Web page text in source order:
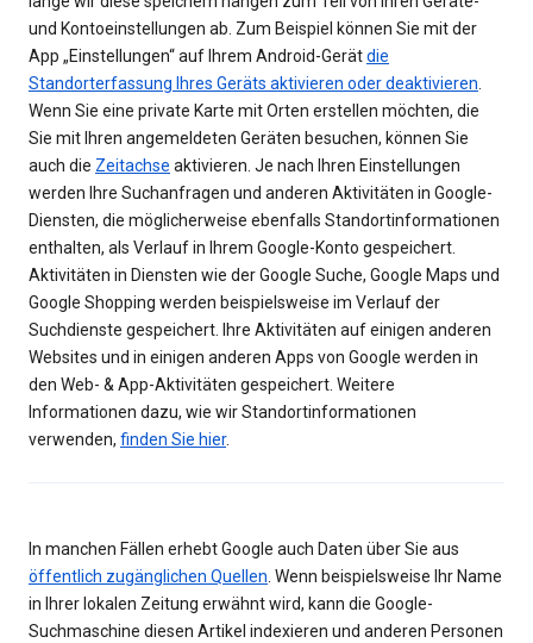
und Kontoeinstellungen ab. Zum Beispiel können Sie mit der
App „Einstellungen“ auf Ihrem Android-Gerätdie
Standorterfassung Ihres Geräts aktivieren oder deaktivieren
Wenn Sie eine private Karte mit Orten erstellen möchten, die
Sie mit Ihren angemeldeten Geräten besuchen, können Sie
auch die Zeitachse aktivieren. Je nach Ihren Einstellungen
werden Ihre Suchanfragen und anderen Aktivitäten in Google-
Diensten, die möglicherweise ebenfalls Standortinformationen
enthalten, als Verlauf in Ihrem Google-Konto gespeichert.
Aktivitäten in Diensten wie der Google Suche, Google Maps und
Google Shopping werden beispielsweise im Verlauf der
Suchdienste gespeichert. Ihre Aktivitäten auf einigen anderen
Websites und in einigen anderen Apps von Google werden in
den Web- & App-Aktivitäten gespeichert. Weitere
Informationen dazu, wie wir Standortinformationen
verwenden, finden Sie hier.
In manchen Fällen erhebt Google auch Daten über Sie aus
öffentlich zugänglichen Quellen . Wenn beispielsweise Ihr Name
in Ihrer lokalen Zeitung erwähnt wird, kann die Google-
Suchmaschine diesen Artikel indexieren und anderen Personen